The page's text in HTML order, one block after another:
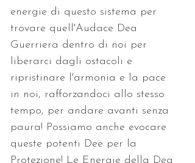
energie di questo sistema per
trovare quell'Audace Dea
Guerriera dentro di noi per
liberarci dagli ostacoli e
ripristinare l'armonia e la pace
in noi, rafforzandoci allo stesso
tempo, per andare avanti senza
paura! Possiamo anche evocare
queste potenti Dee per la
Protezione! Le Energie della Dea